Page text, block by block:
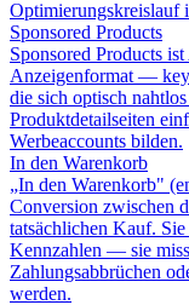
Optimierungskreislauf
Sponsored Products
Sponsored Products
Anzeigenformat —
die sich optisch
Produktdetailseiten
Werbeaccounts bilden.
In den Warenkorb
„In den Warenkorb"
Conversion zwischen
tatsächlichen Kauf.
Kennzahlen — sie
Zahlungsabbrüchen
werden.